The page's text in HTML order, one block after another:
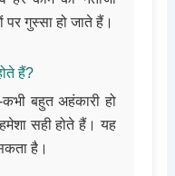
पर गुस्सा हो जाते हैं।
हैं?
बहुत अहंकारी हो
सही होते हैं। यह
है।